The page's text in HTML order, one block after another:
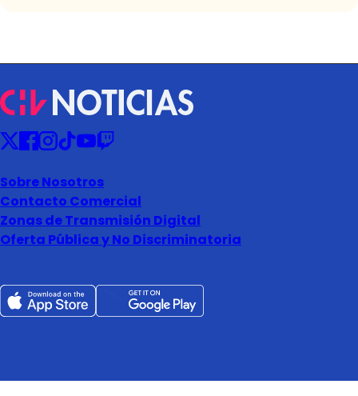
Sobre Nosotros
Contacto Comercial
Zonas de Transmisión Digital
Oferta Pública y No Discriminatoria